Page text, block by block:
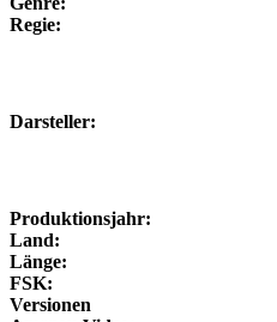
Regie:
Darsteller:
Produktionsjahr:
Land:
Länge:
FSK:
Versionen